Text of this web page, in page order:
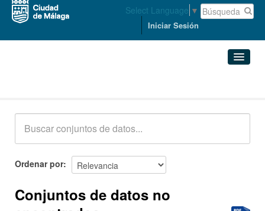
Select Language ▼
Iniciar Sesión
Acerca de
Ordenar por
Conjuntos de datos no